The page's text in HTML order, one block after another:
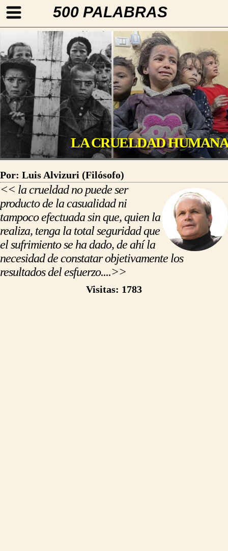
500 PALABRAS
LA CRUELDAD
Por: Luis Alvizuri (Filósofo)
<< la crueldad no puede ser
producto de la casualidad ni
tampoco efectuada sin que, quien la
realiza, tenga la total seguridad que
el sufrimiento se ha dado, de ahí la
necesidad de constatar objetivamente los
resultados del esfuerzo....>>
Visitas: 1783